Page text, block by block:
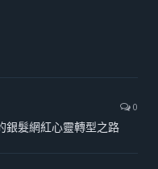
0
銀髮網紅心靈轉型之路